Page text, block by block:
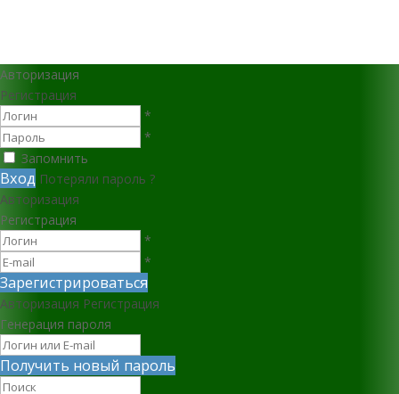
Авторизация
Регистрация
*
*
Запомнить
Вход Потеряли пароль ?
Авторизация
Регистрация
*
*
Зарегистрироваться
Авторизация Регистрация
Генерация пароля
Получить новый пароль